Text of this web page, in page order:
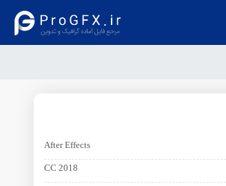
After Effects
CC 2018